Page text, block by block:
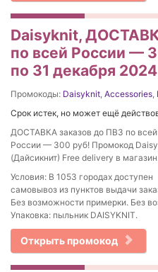
Daisyknit,
по всей России —
по 31 декабря 2024
Промокоды: Daisyknit, Accessories,
Срок истек, но может ещё
ДОСТАВКА заказов до ПВЗ по всей
России — 300 руб! Промокод
(Дайсикнит) Free delivery в
Условия: В 1053 городах доступен
самовывоз из пунктов выдачи
Без возможности примерки. Без
Упаковка: пыльник DAISYKNIT.
Открыть промокод